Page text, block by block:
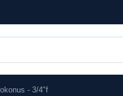
- 3/4"f